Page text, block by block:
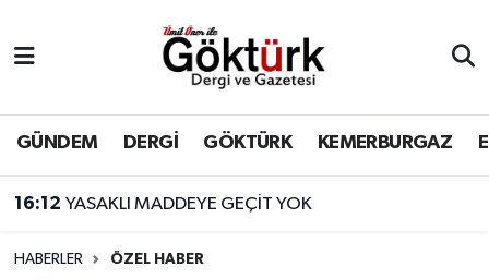
GÜNDEM DERGİ GÖKTÜRK KEMERBURGAZ
16:12 YASAKLI MADDEYE GEÇİT YOK
HABERLER ÖZEL HABER
BİLİM
DERGİ
DÜNYA
Eyüpsultan Hava Durumu
Eyüpsultan Trafik Yoğunluk Haritası
Süper Lig Puan Durumu ve Fikstür
Tüm Manşetler